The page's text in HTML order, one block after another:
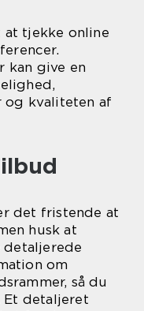
tjekke online
kan give en
kvaliteten af
det fristende at
husk at
om
så du
Et detaljeret